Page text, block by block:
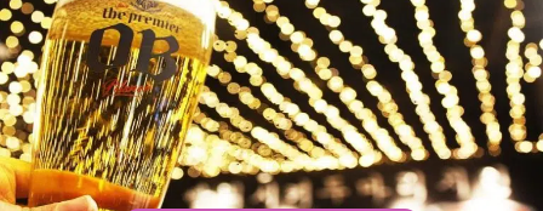
Contact
Mode sombre